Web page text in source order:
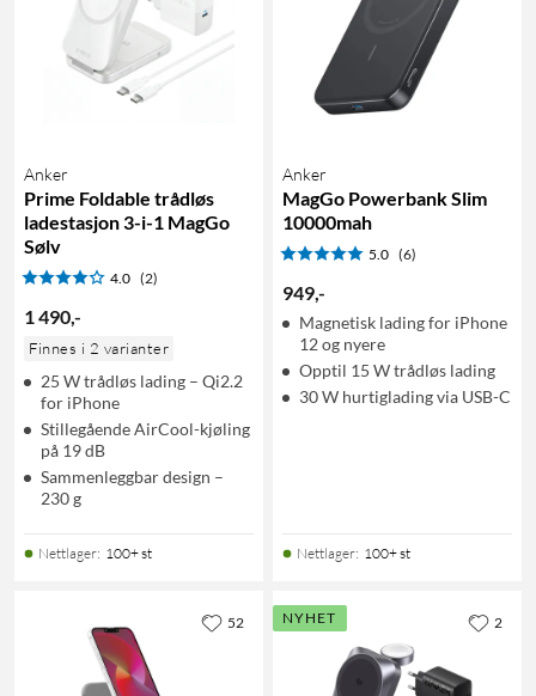
Anker
Prime Foldable trådløs
ladestasjon 3-i-1 MagGo
Sølv
4.0 (2)
1 490,-
Finnes i 2 varianter
25 W trådløs lading – Qi2.2
for iPhone
Stillegående AirCool-kjøling
på 19 dB
Sammenleggbar design –
230 g
Nettlager: 100+ st
Anker
MagGo Powerbank Slim
10000mah
5.0 (6)
949,-
Magnetisk lading for iPhone
12 og nyere
Opptil 15 W trådløs lading
30 W hurtiglading via USB-C
Nettlager: 100+ st
52 NYHET 2